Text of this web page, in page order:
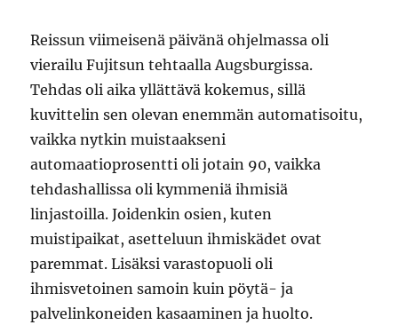
Reissun viimeisenä päivänä ohjelmassa oli
vierailu Fujitsun tehtaalla Augsburgissa.
Tehdas oli aika yllättävä kokemus, sillä
kuvittelin sen olevan enemmän automatisoitu,
vaikka nytkin muistaakseni
automaatioprosentti oli jotain 90, vaikka
tehdashallissa oli kymmeniä ihmisiä
linjastoilla. Joidenkin osien, kuten
muistipaikat, asetteluun ihmiskädet ovat
paremmat. Lisäksi varastopuoli oli
ihmisvetoinen samoin kuin pöytä- ja
palvelinkoneiden kasaaminen ja huolto.